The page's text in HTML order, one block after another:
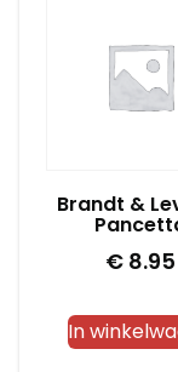
Brandt &
€ 8.95
In